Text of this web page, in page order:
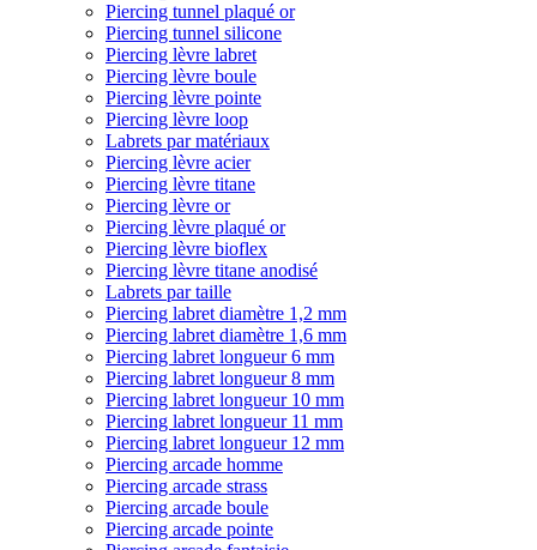
Piercing tunnel plaqué or
Piercing tunnel silicone
Piercing lèvre labret
Piercing lèvre boule
Piercing lèvre pointe
Piercing lèvre loop
Labrets par matériaux
Piercing lèvre acier
Piercing lèvre titane
Piercing lèvre or
Piercing lèvre plaqué or
Piercing lèvre bioflex
Piercing lèvre titane anodisé
Labrets par taille
Piercing labret diamètre 1,2 mm
Piercing labret diamètre 1,6 mm
Piercing labret longueur 6 mm
Piercing labret longueur 8 mm
Piercing labret longueur 10 mm
Piercing labret longueur 11 mm
Piercing labret longueur 12 mm
Piercing arcade homme
Piercing arcade strass
Piercing arcade boule
Piercing arcade pointe